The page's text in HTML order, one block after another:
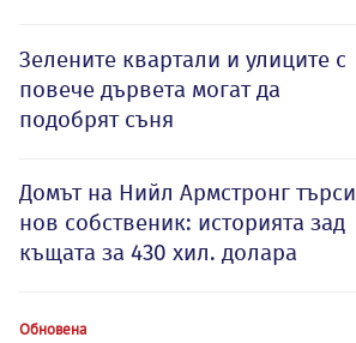
Зелените квартали и улиците с
повече дървета могат да
подобрят съня
Домът на Нийл Армстронг търси
нов собственик: историята зад
къщата за 430 хил. долара
Обновена